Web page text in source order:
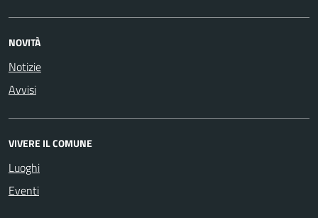
NOVITÀ
Notizie
Avvisi
VIVERE IL COMUNE
Luoghi
Eventi